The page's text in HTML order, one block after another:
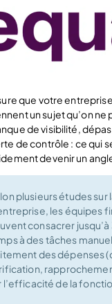
que votre
un sujet qu’on ne
de visibilité,
de contrôle : ce qui
devenir un
plusieurs études sur
les équipes
consacrer
à des tâches
des dépenses
l’efficacité de la